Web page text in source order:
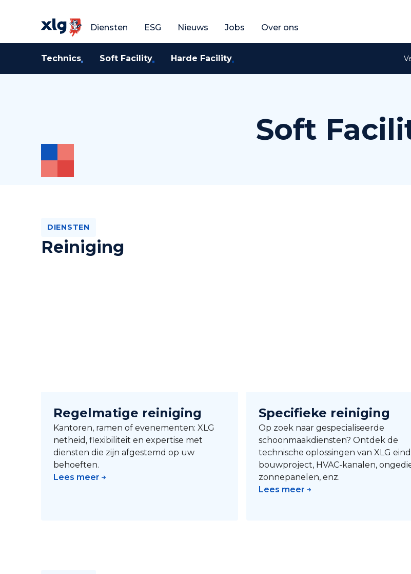
Diensten ESG Nieuws Jobs Over ons
Technics Soft Facility Harde Facility
Soft
DIENSTEN
Reiniging
Regelmatige reiniging
Kantoren, ramen of evenementen: XLG
netheid, flexibiliteit en expertise met
diensten die zijn afgestemd op uw
behoeften.
Lees meer
Specifieke reiniging
Op zoek naar gespecialiseerde
schoonmaakdiensten? Ontdek de
technische oplossingen van XLG
bouwproject, HVAC-kanalen,
zonnepanelen, enz.
Lees meer